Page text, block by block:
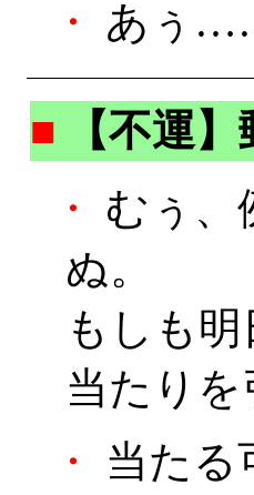
・
あぅ
■
【不運
・
むぅ、
ぬ。
もしも
当たり
・
当たる